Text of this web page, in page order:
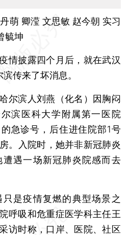
萌 卿滢 文思敏 赵今朝 实习
毓坤
披露四个月后，就在武汉
传来了坏消息。
滨人刘燕（化名）因胸闷
滨医科大学附属第一医院
的急诊号，后住进住院部1号
。入院时，她并非新冠肺炎
遇一场新冠肺炎院感而去
是疫情复燃的典型场景之
呼吸和危重症医学科主任王
访时称，口岸、医院、社区